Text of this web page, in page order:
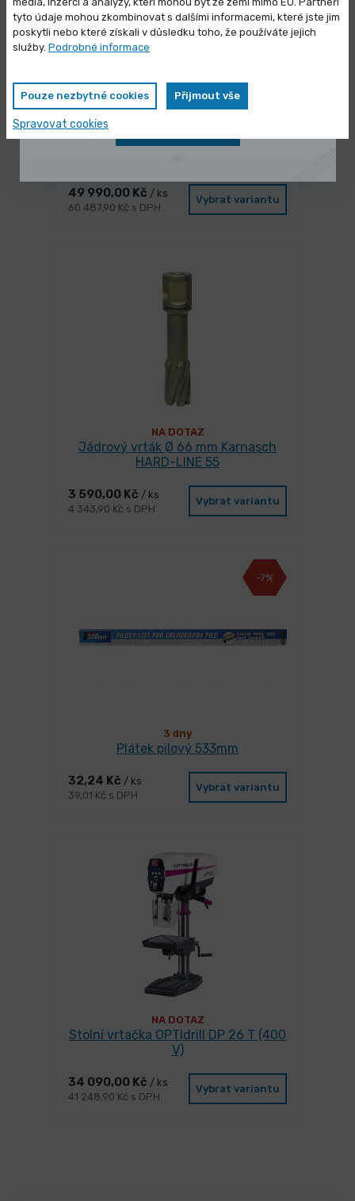
Stojící tlaková nádoba DB VZ 500/16
49 990,00 Kč / ks
60 487,90 Kč s DPH
Vybrat variantu
NA DOTAZ
Jádrový vrták Ø 66 mm Karnasch
HARD-LINE 55
3 590,00 Kč / ks
4 343,90 Kč s DPH
Vybrat variantu
-7%
3 dny
Plátek pilový 533mm
32,24 Kč / ks
39,01 Kč s DPH
Vybrat variantu
NA DOTAZ
Stolní vrtačka OPTIdrill DP 26 T (400
V)
34 090,00 Kč / ks
41 248,90 Kč s DPH
Vybrat variantu
tyto údaje mohou zkombinovat s dalšími informacemi, které jste jim
poskytli nebo které získali v důsledku toho, že používáte jejich
služby. Podrobné informace
Pouze nezbytné cookies Přijmout vše
Spravovat cookies
Výprodej skladových zásob
Vybrané produkty nyní pořídíte za